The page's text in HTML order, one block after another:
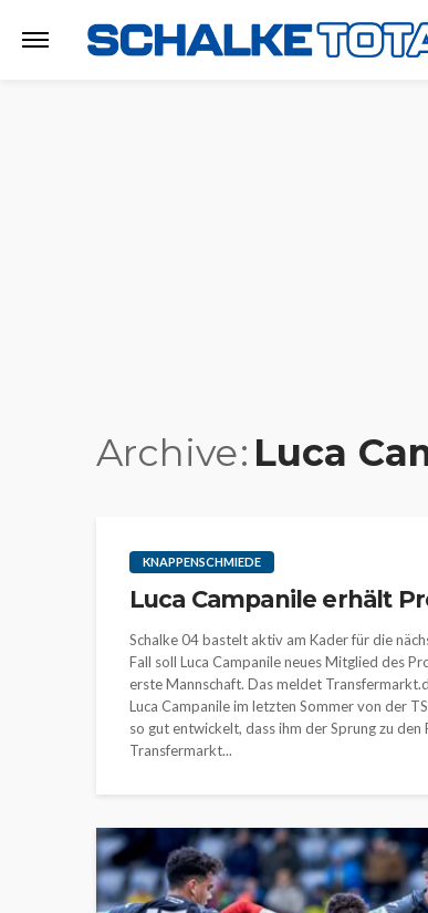
Archive Luca
KNAPPENSCHMIEDE
Luca Campanile erhält
Schalke 04 bastelt aktiv am Kader für die
Fall soll Luca Campanile neues Mitglied des
erste Mannschaft. Das meldet
Luca Campanile im letzten Sommer von der
so gut entwickelt, dass ihm der Sprung zu
Transfermarkt...